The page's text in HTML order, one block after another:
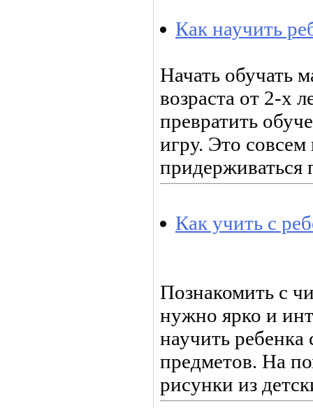
Как научить
Начать обучать
возраста от 2-х
превратить
игру. Это
придерживаться
Как учить с
Познакомить с
нужно ярко и
научить ребенка
предметов. На
рисунки из